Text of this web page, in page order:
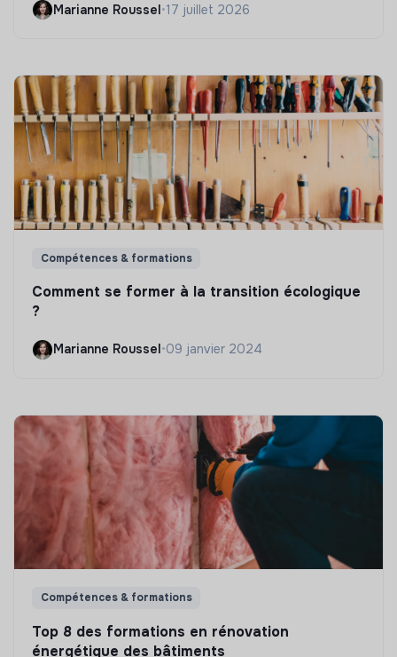
Marianne Roussel•17 juillet 2026
Compétences & formations
Comment se former à la transition écologique
?
Marianne Roussel •09 janvier 2024
Compétences & formations
Top 8 des formations en rénovation
énergétique des bâtiments